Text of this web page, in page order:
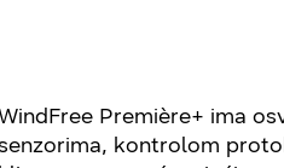
Première+ ima
kontrolom